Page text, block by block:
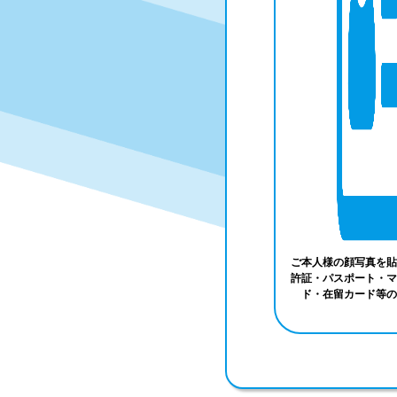
ご本人様の顔写真を
許証・パスポート・
ド・在留カード等